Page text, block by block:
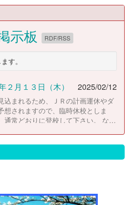
示板 RDF/RSS
す。
２月１３日（木） 2025/02/12
込まれるため、ＪＲの計画運休やダ
想されますので、臨時休校としま
通常どおりに登校して下さい。 な